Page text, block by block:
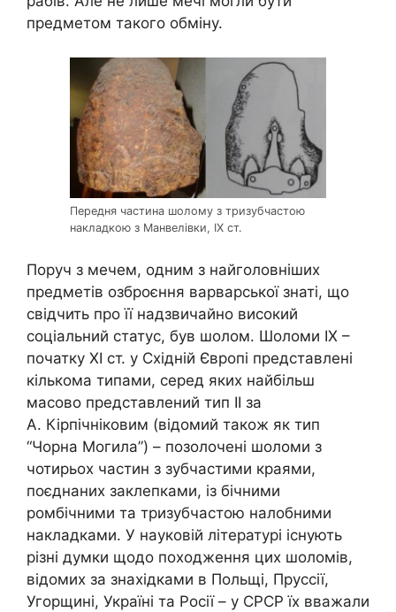
предметом такого обміну.
Передня частина шолому з тризубчастою
накладкою з Манвелівки, ІХ ст.
Поруч з мечем, одним з найголовніших
предметів озброєння варварської знаті, що
свідчить про її надзвичайно високий
соціальний статус, був шолом. Шоломи ІХ –
початку ХІ ст. у Східній Європі представлені
кількома типами, серед яких найбільш
масово представлений тип ІІ за
А. Кірпічніковим (відомий також як тип
“Чорна Могила”) – позолочені шоломи з
чотирьох частин з зубчастими краями,
поєднаних заклепками, із бічними
ромбічними та тризубчастою налобними
накладками. У науковій літературі існують
різні думки щодо походження цих шоломів,
відомих за знахідками в Польщі, Пруссії,
Угорщині, Україні та Росії – у СРСР їх вважали